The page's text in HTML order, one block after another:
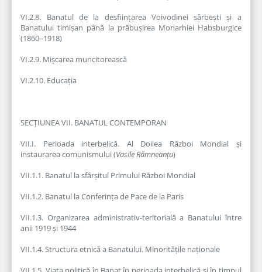
VI.2.8. Banatul de la desființarea Voivodinei sârbești și a
Banatului timișan până la prăbușirea Monarhiei Habsburgice
(1860–1918)
VI.2.9. Mișcarea muncitorească
VI.2.10. Educația
SECȚIUNEA VII. BANATUL CONTEMPORAN
VII.I. Perioada interbelică. Al Doilea Război Mondial și
instaurarea comunismului (Vasile Rămneanțu)
VII.1.1. Banatul la sfârșitul Primului Război Mondial
VII.1.2. Banatul la Conferința de Pace de la Paris
VII.1.3. Organizarea administrativ-teritorială a Banatului între
anii 1919 și 1944
VII.1.4. Structura etnică a Banatului. Minoritățile naționale